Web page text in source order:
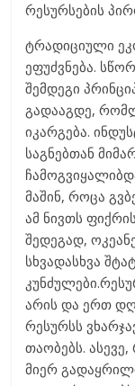
რესურსების
ტრადიციული
ეფუძვნება.
შემდეგი
გადააგდე,
იკარგება.
საგნებთან
მაშინ, როცა
ამ ნივთს
შედეგად,
სხვადასხვა
არის და ერთ
რესურსს
თაობებს.
მიერ